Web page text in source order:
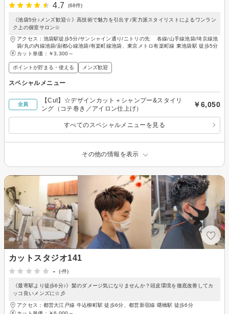
4.7
(68件)
《池袋5分♪メンズ歓迎☆》高技術で魅力を引出す♪実力派スタイリストによるワンラン
ク上の個室サロン☆
アクセス：池袋駅徒歩5分/サンシャイン通り/ニトリの先 各線/山手線池袋/埼京線池
袋/丸の内線池袋/副都心線池袋/有楽町線池袋、東京メトロ有楽町線 東池袋駅 徒歩5分
カット単価： ￥3,300～
ポイントが貯まる・使える メンズ歓迎
スペシャルメニュー
全員
【Cut】☆デザインカット＋シャンプー&スタイリ
ング（コテ巻き／アイロン仕上げ）
￥6,050
すべてのスペシャルメニューを見る
その他の情報を表示
カットスタジオ141
-
(-件)
《最寄駅より徒歩6分♪》髪のダメージ気になりませんか？頭皮環境を徹底改善してカ
ッコ良いメンズに☆彡
アクセス：都営大江戸線 牛込柳町駅 徒歩6分、都営新宿線 曙橋駅 徒歩6分